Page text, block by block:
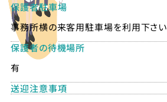
保護者駐車場
事務所横の来客用駐車場を利用下さい
保護者の待機場所
有
送迎注意事項